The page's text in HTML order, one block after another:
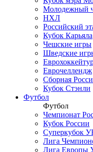
Молодежный
НХЛ
Российский
Кубок Карьяла
Чешские игры
Шведские
Еврочеллендж
Сборная
Кубок Стэнли
Футбол
Футбол
Чемпионат
Кубок России
Суперкубок
Лига
Лига Европы